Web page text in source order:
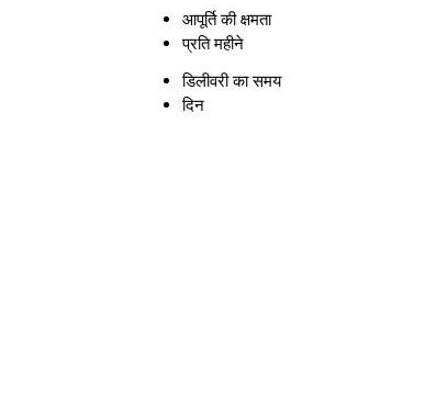
आपूर्ति की क्षमता
प्रति महीने
डिलीवरी का समय
दिन